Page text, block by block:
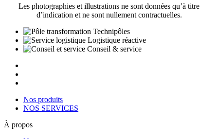
Les photographies et illustrations ne sont données qu’à titre
d’indication et ne sont nullement contractuelles.
Technipôles
Logistique réactive
Conseil & service
Nos produits
NOS SERVICES
À propos